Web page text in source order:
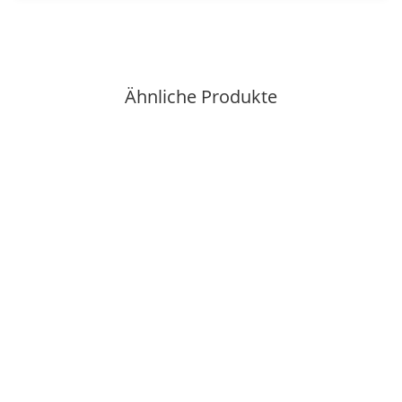
Ähnliche Produkte